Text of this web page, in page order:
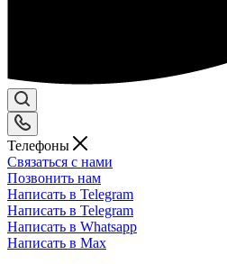
Телефоны
Связаться с нами
Позвонить нам
Написать в Telegram
Написать в Telegram
Написать в Whatsapp
Написать в Max